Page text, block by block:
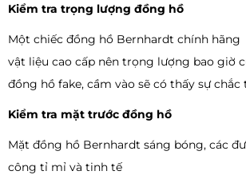
Kiểm tra trọng lượng đồng hồ
Một chiếc đồng hồ Bernhardt chính
vật liệu cao cấp nên trọng lượng bao giờ
đồng hồ fake, cầm vào sẽ có thấy sự chắc
Kiểm tra mặt trước đồng hồ
Mặt đồng hồ Bernhardt sáng bóng, các
công tỉ mỉ và tinh tế